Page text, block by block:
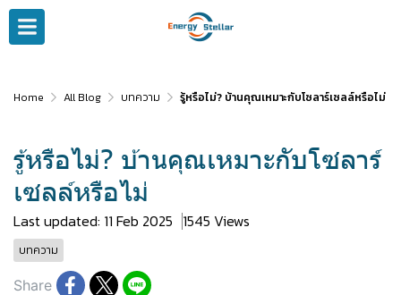
Home All Blog บทความ รู้หรือไม่? บ้านคุณเหมาะกับโซลาร์เซลล์หรือไม่
รู้หรือไม่? บ้านคุณเหมาะกับโซลาร์
เซลล์หรือไม่
Last updated: 11 Feb 2025 1545 Views
บทความ
Share